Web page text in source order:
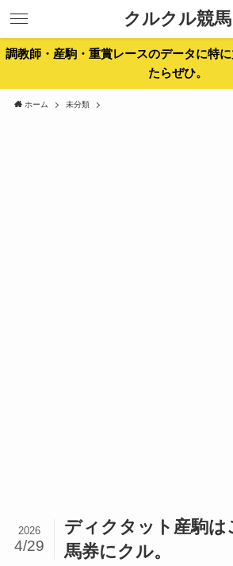
クルクル競馬
調教師・産駒・重賞レースのデータに特
たらぜひ。
ホーム 未分類
ディクタット産駒は
馬券にクル。
2026
4/29